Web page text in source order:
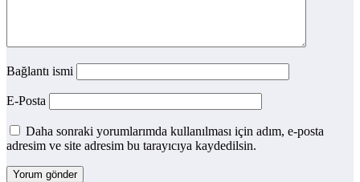
Bağlantı ismi
E-Posta
Daha sonraki yorumlarımda kullanılması için adım, e-posta
adresim ve site adresim bu tarayıcıya kaydedilsin.